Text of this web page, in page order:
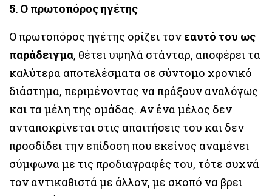
5. Ο πρωτοπόρος ηγέτης
Ο πρωτοπόρος ηγέτης ορίζει τον εαυτό του ως
παράδειγμα, θέτει υψηλά στάνταρ, αποφέρει τα
καλύτερα αποτελέσματα σε σύντομο χρονικό
διάστημα, περιμένοντας να πράξουν αναλόγως
και τα μέλη της ομάδας. Αν ένα μέλος δεν
ανταποκρίνεται στις απαιτήσεις του και δεν
προσδίδει την επίδοση που εκείνος αναμένει
σύμφωνα με τις προδιαγραφές του, τότε συχνά
τον αντικαθιστά με άλλον, με σκοπό να βρει